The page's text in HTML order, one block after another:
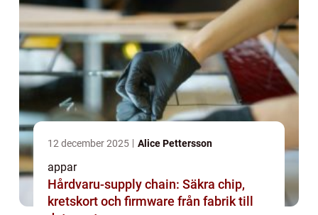
12 december 2025 Alice Pettersson
appar
Hårdvaru-supply chain: Säkra chip,
kretskort och firmware från fabrik till